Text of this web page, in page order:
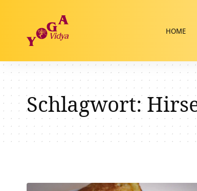
HOME
Schlagwort: